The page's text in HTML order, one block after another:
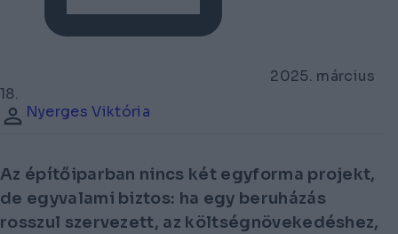
2025. március
18.
Nyerges Viktória
Az építőiparban nincs két egyforma projekt,
de egyvalami biztos: ha egy beruházás
rosszul szervezett, az költségnövekedéshez,